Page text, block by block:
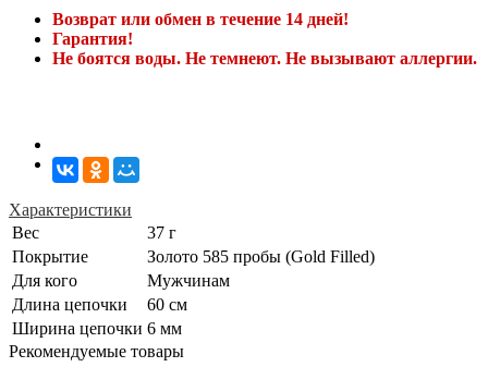
Возврат или обмен в течение 14 дней!
Гарантия!
Не боятся воды. Не темнеют. Не вызывают аллергии.
Характеристики
Вес
37 г
Покрытие
Золото 585 пробы (Gold Filled)
Для кого
Мужчинам
Длина цепочки
60 см
Ширина цепочки 6 мм
Рекомендуемые товары